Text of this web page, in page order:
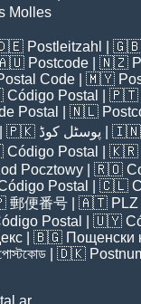
Molles
Postleitzahl | 🇬🇧
🇦🇺 Postcode | 🇳🇿
Code | 🇲🇾
Código Postal | 🇵🇹
Postal | 🇳🇱
| 🇵🇰 پوسٹل کوڈ |
Código Postal | 🇰🇷
Pocztowy | 🇷🇴
Postal | 🇨🇱
郵便番号 | 🇦🇹 PLZ
Postal | 🇺🇾
| 🇧🇬 Пощенски
| 🇩🇰